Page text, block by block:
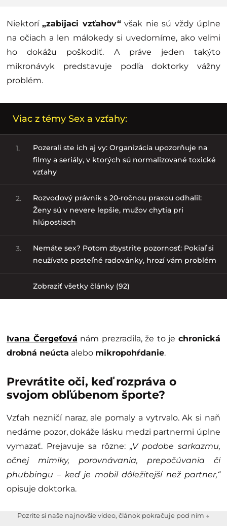
Niektorí„zabijaci vzťahov“však nie sú vždy úplne
na očiach a len málokedy si uvedomíme, ako veľmi
ho dokážu poškodiť. A práve jeden takýto
mikronávyk predstavuje podľa doktorky vážny
problém.
Viac z témy Sex a vzťahy:
1.
Pozerali ste ich aj vy: Organizácia upozorňuje na
filmy a seriály, v ktorých sú normalizované toxické
vzťahy
2.
Rozvodový právnik s 20-ročnou praxou odhalil:
Ženy sú v nevere lepšie, mužov chytia pri
hlúpostiach
3.
Nemáte sex? Potom zbystrite pozornosť: Pokiaľ si
neužívate posteľné radovánky, hrozí vám problém
Zobraziť všetky články (92)
Ivana Čergeťová nám prezradila, že to jechronická
drobná neúcta alebo mikropohŕdanie.
Prevrátite oči, keď rozpráva o
svojom obľúbenom športe?
Vzťah nezničí naraz, ale pomaly a vytrvalo. Ak si naň
nedáme pozor, dokáže lásku medzi partnermi úplne
vymazať. Prejavuje sa rôzne: „V podobe sarkazmu,
očnej mimiky, porovnávania, prepočúvania či
phubbingu – keď je mobil dôležitejší než partner,“
opisuje doktorka.
Pozrite si naše najnovšie video, článok pokračuje pod ním ↓